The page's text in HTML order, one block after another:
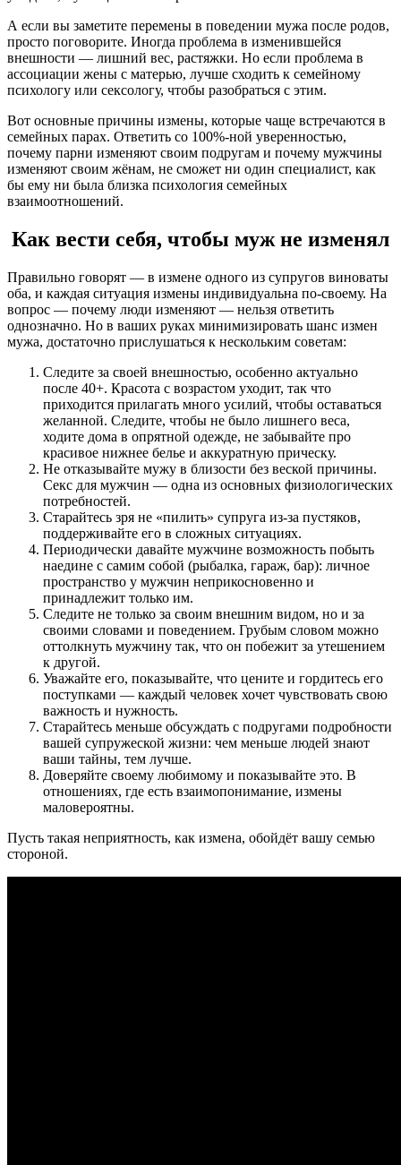
А если вы заметите перемены в поведении мужа после родов,
просто поговорите. Иногда проблема в изменившейся
внешности — лишний вес, растяжки. Но если проблема в
ассоциации жены с матерью, лучше сходить к семейному
психологу или сексологу, чтобы разобраться с этим.
Вот основные причины измены, которые чаще встречаются в
семейных парах. Ответить со 100%-ной уверенностью,
почему парни изменяют своим подругам и почему мужчины
изменяют своим жёнам, не сможет ни один специалист, как
бы ему ни была близка психология семейных
взаимоотношений.
Как вести себя, чтобы муж не изменял
Правильно говорят — в измене одного из супругов виноваты
оба, и каждая ситуация измены индивидуальна по-своему. На
вопрос — почему люди изменяют — нельзя ответить
однозначно. Но в ваших руках минимизировать шанс измен
мужа, достаточно прислушаться к нескольким советам:
Следите за своей внешностью, особенно актуально
после 40+. Красота с возрастом уходит, так что
приходится прилагать много усилий, чтобы оставаться
желанной. Следите, чтобы не было лишнего веса,
ходите дома в опрятной одежде, не забывайте про
красивое нижнее белье и аккуратную прическу.
Не отказывайте мужу в близости без веской причины.
Секс для мужчин — одна из основных физиологических
потребностей.
Старайтесь зря не «пилить» супруга из-за пустяков,
поддерживайте его в сложных ситуациях.
Периодически давайте мужчине возможность побыть
наедине с самим собой (рыбалка, гараж, бар): личное
пространство у мужчин неприкосновенно и
принадлежит только им.
Следите не только за своим внешним видом, но и за
своими словами и поведением. Грубым словом можно
оттолкнуть мужчину так, что он побежит за утешением
к другой.
Уважайте его, показывайте, что цените и гордитесь его
поступками — каждый человек хочет чувствовать свою
важность и нужность.
Старайтесь меньше обсуждать с подругами подробности
вашей супружеской жизни: чем меньше людей знают
ваши тайны, тем лучше.
Доверяйте своему любимому и показывайте это. В
отношениях, где есть взаимопонимание, измены
маловероятны.
Пусть такая неприятность, как измена, обойдёт вашу семью
стороной.